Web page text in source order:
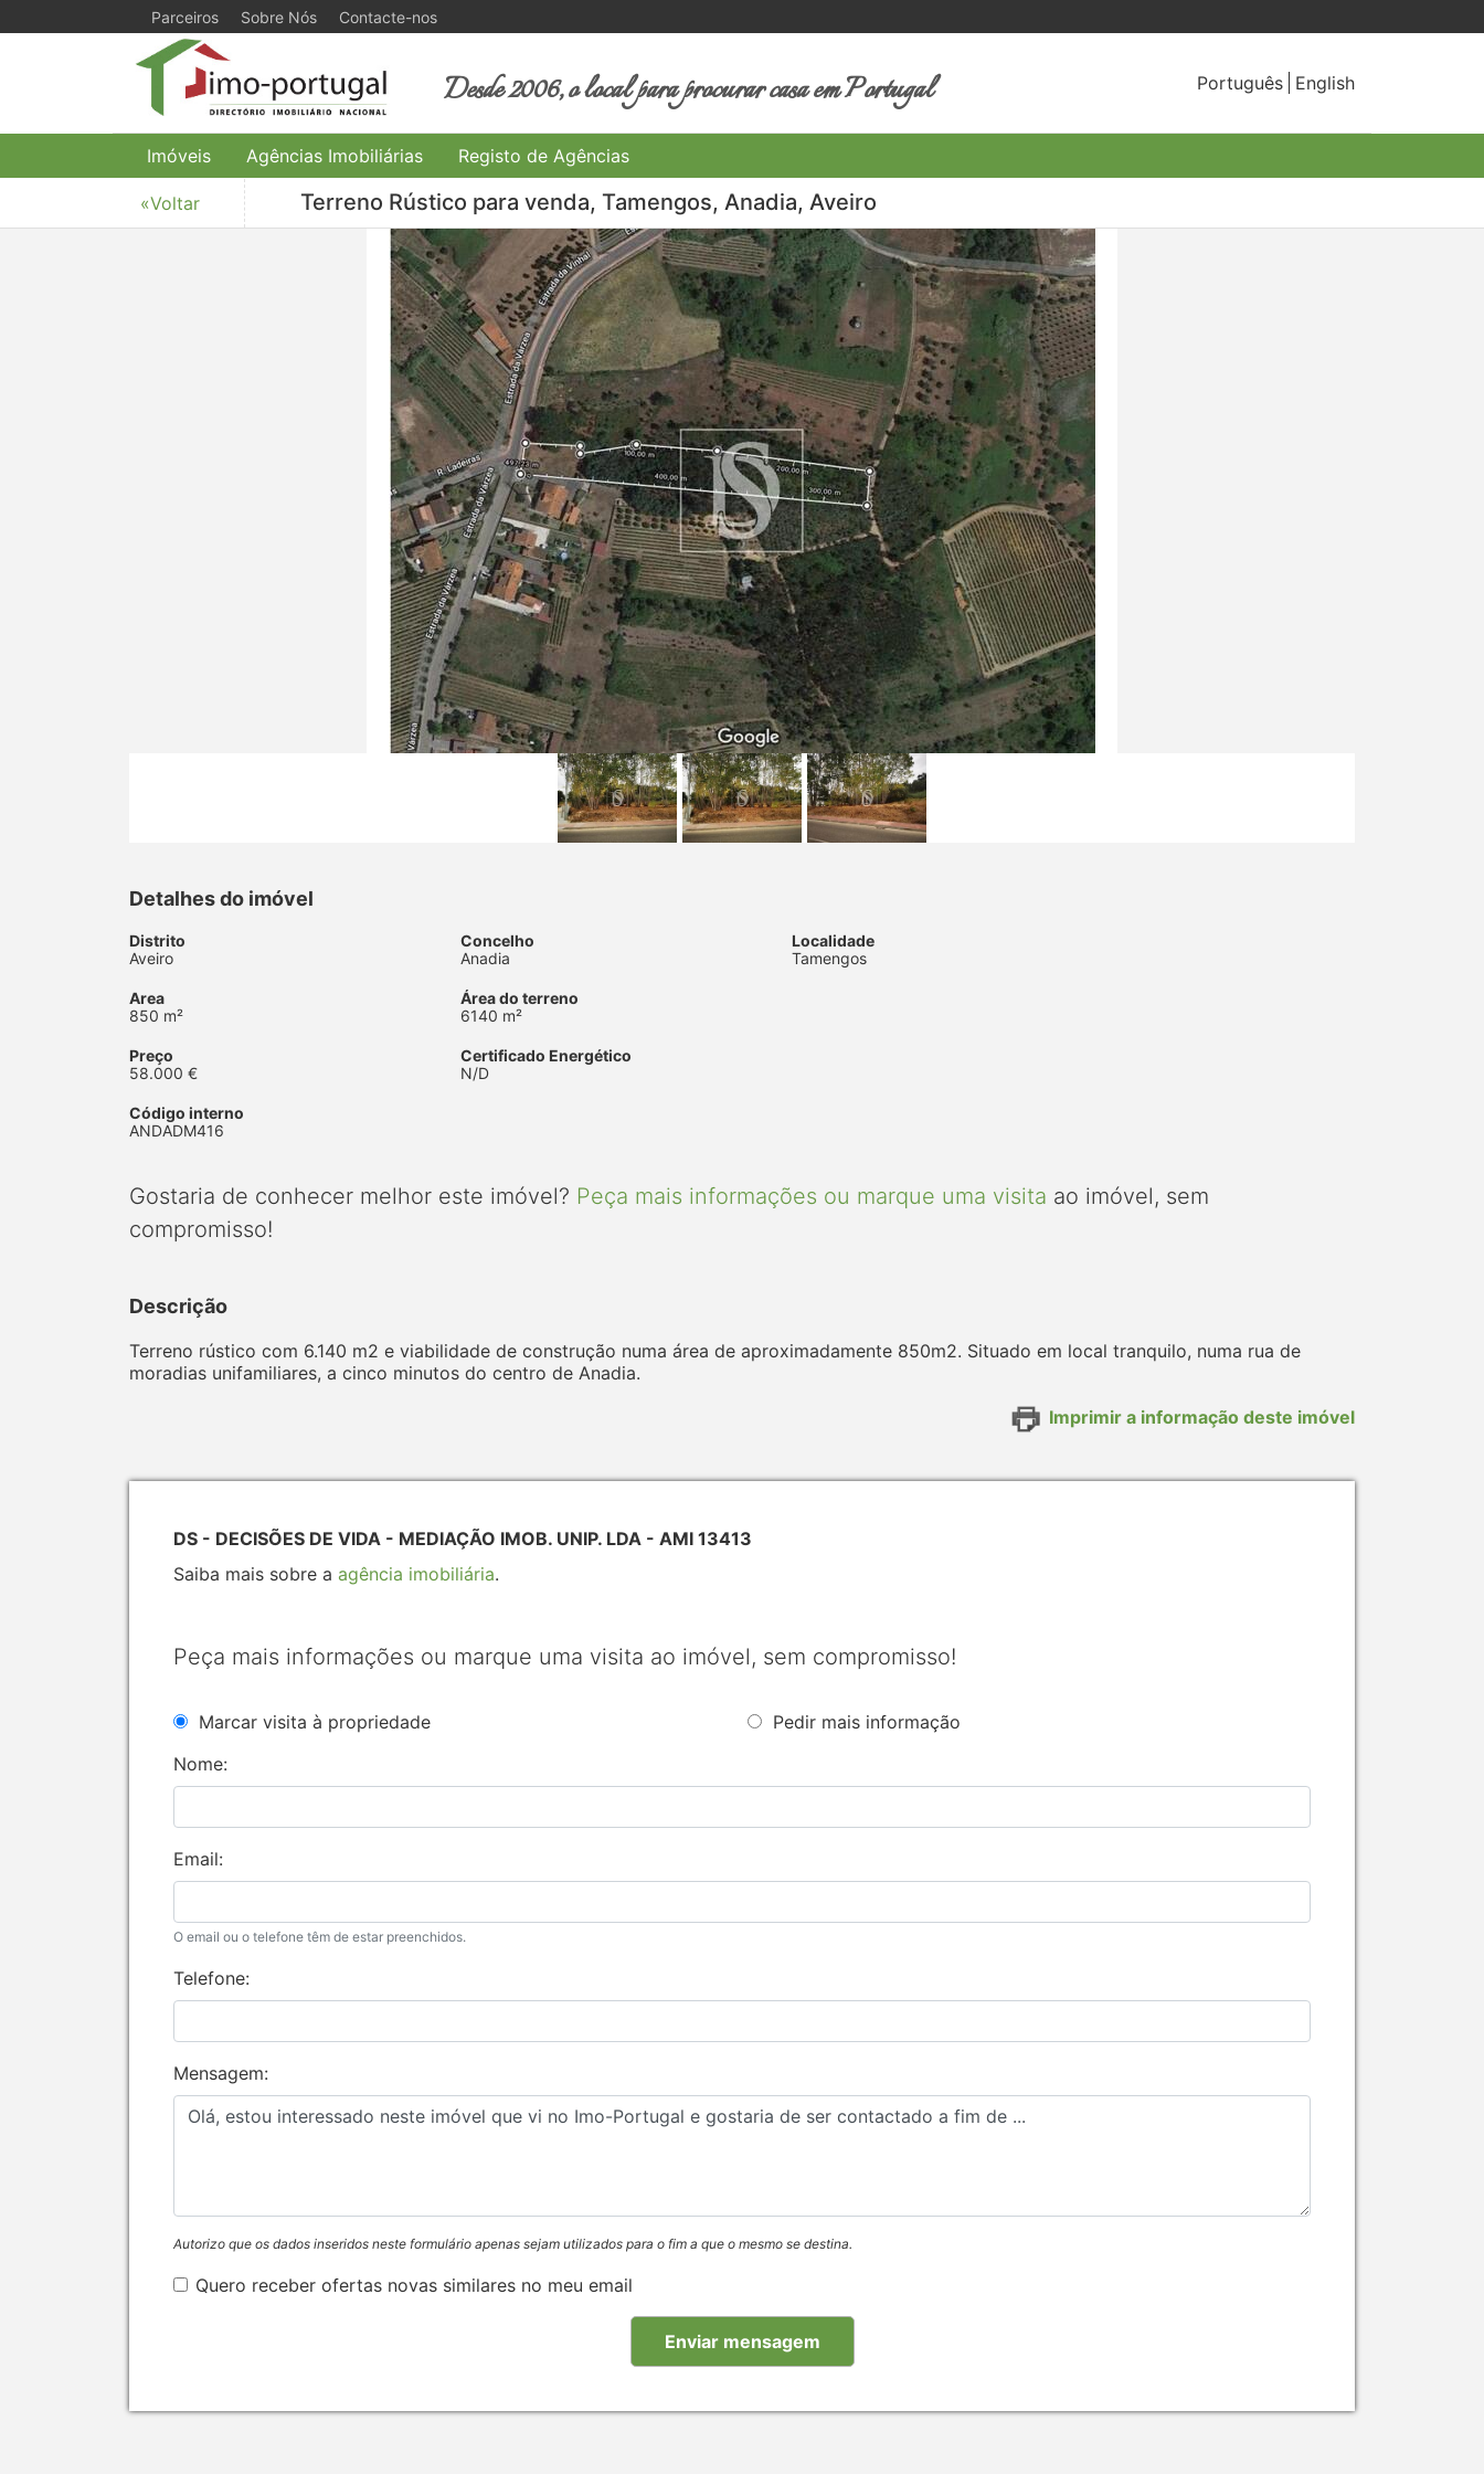
Parceiros Sobre Nós Contacte-nos
Desde 2006, o local para procurar casa em Portugal Português English
Imóveis Agências Imobiliárias Registo de Agências
«Voltar Terreno Rústico para venda, Tamengos, Anadia, Aveiro
Detalhes do imóvel
Distrito
Aveiro
Concelho
Anadia
Localidade
Tamengos
Area
850 m²
Área do terreno
6140 m²
Preço
58.000 €
Certificado Energético
N/D
Código interno
ANDADM416
Gostaria de conhecer melhor este imóvel? Peça mais informações ou marque uma visita ao imóvel, sem
compromisso!
Descrição
Terreno rústico com 6.140 m2 e viabilidade de construção numa área de aproximadamente 850m2. Situado em local tranquilo, numa rua de
moradias unifamiliares, a cinco minutos do centro de Anadia.
Imprimir a informação deste imóvel
DS - DECISÕES DE VIDA - MEDIAÇÃO IMOB. UNIP. LDA - AMI 13413
Saiba mais sobre a agência imobiliária.
Peça mais informações ou marque uma visita ao imóvel, sem compromisso!
Marcar visita à propriedade
Pedir mais informação
Nome:
Email:
O email ou o telefone têm de estar preenchidos.
Telefone:
Mensagem:
Autorizo que os dados inseridos neste formulário apenas sejam utilizados para o fim a que o mesmo se destina.
Quero receber ofertas novas similares no meu email